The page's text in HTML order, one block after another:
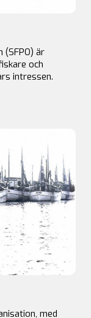
är
och
intressen.
med